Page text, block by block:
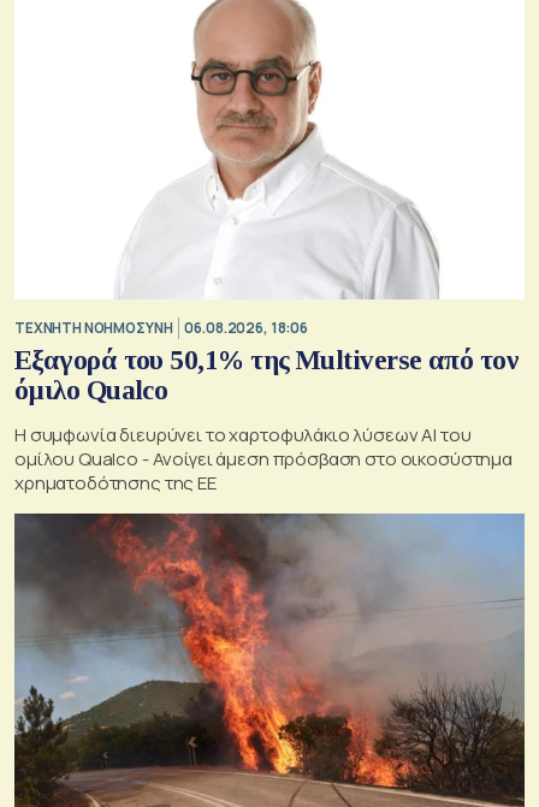
TΕΧΝΗΤΗ ΝΟΗΜΟΣΥΝΗ 06.08.2026, 18:06
Εξαγορά του 50,1% της Multiverse από τον
όμιλο Qualco
Η συμφωνία διευρύνει το χαρτοφυλάκιο λύσεων ΑΙ του
ομίλου Qualco - Ανοίγει άμεση πρόσβαση στο οικοσύστημα
χρηματοδότησης της ΕΕ